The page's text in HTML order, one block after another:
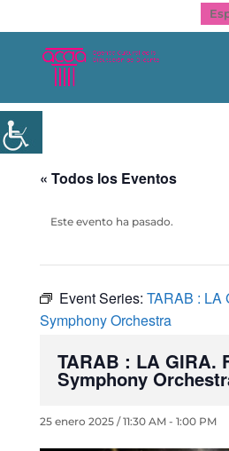
« Todos los Eventos
Este evento ha pasado.
Event Series: TARAB : LA
Symphony Orchestra
TARAB : LA GIRA.
Symphony
25 enero 2025 / 11:30 AM- 1:00 PM